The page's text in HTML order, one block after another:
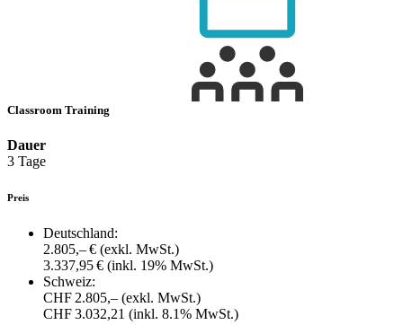
Classroom Training
Dauer
3 Tage
Preis
Deutschland:
2.805,– € (exkl. MwSt.)
3.337,95 € (inkl. 19% MwSt.)
Schweiz:
CHF 2.805,– (exkl. MwSt.)
CHF 3.032,21 (inkl. 8.1% MwSt.)